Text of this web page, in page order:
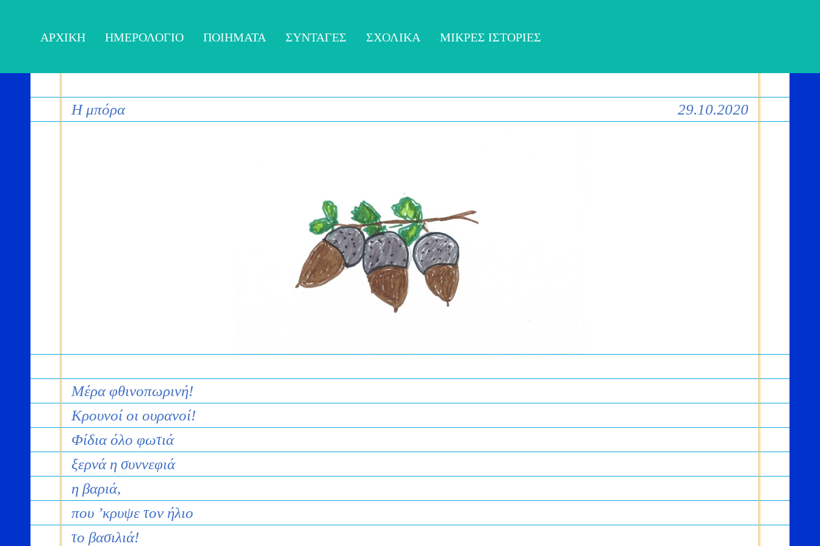
ΑΡΧΙΚΉ ΗΜΕΡΟΛΌΓΙΟ ΠΟΙΉΜΑΤΑ ΣΥΝΤΑΓΈΣ ΣΧΟΛΙΚΆ ΜΙΚΡΈΣ ΙΣΤΟΡΊΕΣ
Η μπόρα 29.10.2020
Μέρα φθινοπωρινή!
Κρουνοί οι ουρανοί!
Φίδια όλο φωτιά
ξερνά η συννεφιά
η βαριά,
που ’κρυψε τον ήλιο
το βασιλιά!